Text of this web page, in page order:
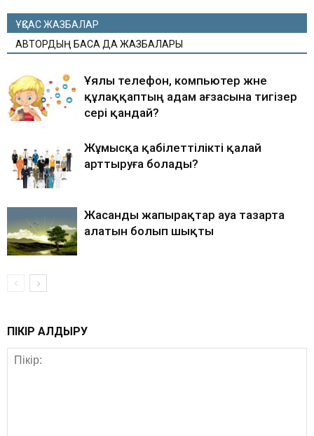
ҰҚСАС ЖАЗБАЛАР
АВТОРДЫҢ БАСҚА ДА ЖАЗБАЛАРЫ
Ұялы телефон, компьютер және
құлаққаптың адам ағзасына тигізер
әсері қандай?
Жұмысқа қабілеттілікті қалай
арттыруға болады?
Жасанды жапырақтар ауа тазарта
алатын болып шықты
ПІКІР ҚАЛДЫРУ